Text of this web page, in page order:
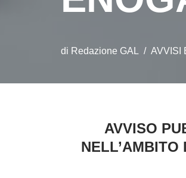
di Redazione GAL AVVISI
AVVISO